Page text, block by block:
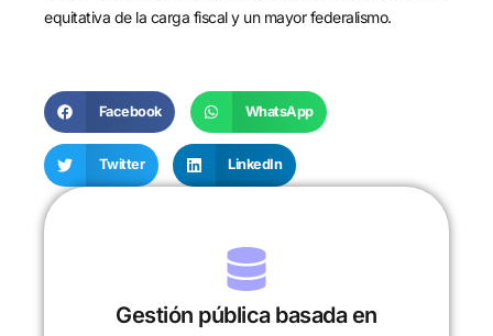
equitativa de la carga fiscal y un mayor federalismo.
Facebook WhatsApp
Twitter LinkedIn
Gestión pública basada en